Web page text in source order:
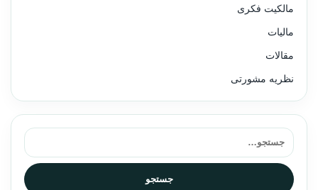
مالکیت فکری
مالیات
مقالات
نظریه مشورتی
جستجو برای:
جستجو